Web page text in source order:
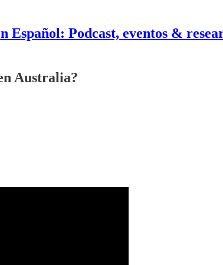
Español: Podcast, eventos &
Australia?